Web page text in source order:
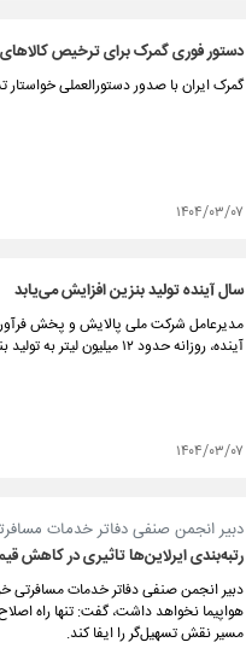
دستور فوری گمرک برای ترخیص کالاهای
گمرک ایران با صدور دستورالعملی
۱۴۰۴/۰۳/۰۷
سال آینده تولید بنزین افزایش می‌یابد
مدیرعامل شرکت ملی پالایش و پخش
آینده، روزانه حدود ۱۲ میلیون لیتر به تولید بنزین کشور افزوده می‌شود.
۱۴۰۴/۰۳/۰۷
دبیر انجمن صنفی دفاتر خدمات
رتبه‌بندی ایرلاین‌ها تاثیری در کاهش
دبیر انجمن صنفی دفاتر خدمات مسافرتی
هواپیما نخواهد داشت، گفت: تنها راه
مسیر نقش تسهیل‌گر را ایفا کند.